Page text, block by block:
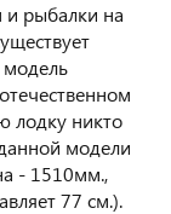
и рыбалки на
лодку никто
модели
- 1510мм.,
77 см.).